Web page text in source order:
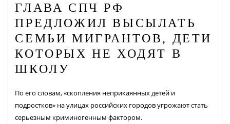
ГЛАВА СПЧ РФ
ПРЕДЛОЖИЛ ВЫСЫЛАТЬ
СЕМЬИ МИГРАНТОВ, ДЕТИ
КОТОРЫХ НЕ ХОДЯТ В
ШКОЛУ
По его словам, «скопления неприкаянных детей и
подростков» на улицах российских городов угрожают стать
серьезным криминогенным фактором.